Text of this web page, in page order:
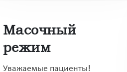
Масочный
режим
Уважаемые пациенты!